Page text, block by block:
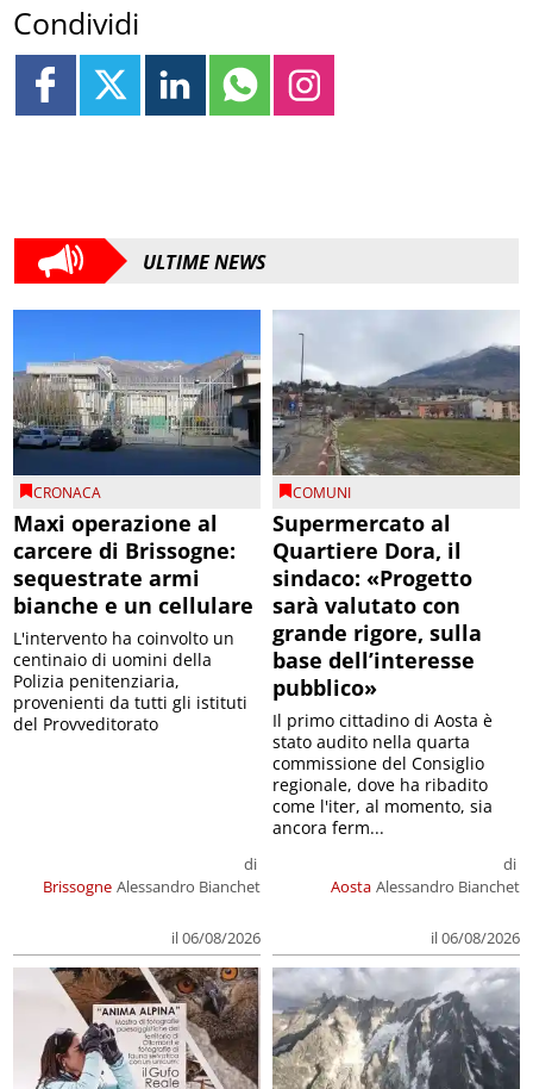
Condividi
ULTIME NEWS
CRONACA
Maxi operazione al
carcere di Brissogne:
sequestrate armi
bianche e un cellulare
Brissogne
di
Alessandro Bianchet
il 06/08/2026
L'intervento ha coinvolto un
centinaio di uomini della
Polizia penitenziaria,
provenienti da tutti gli istituti
del Provveditorato
COMUNI
Supermercato al
Quartiere Dora, il
sindaco: «Progetto
sarà valutato con
grande rigore, sulla
base dell’interesse
pubblico»
Aosta
di
Alessandro Bianchet
il 06/08/2026
Il primo cittadino di Aosta è
stato audito nella quarta
commissione del Consiglio
regionale, dove ha ribadito
come l'iter, al momento, sia
ancora ferm...